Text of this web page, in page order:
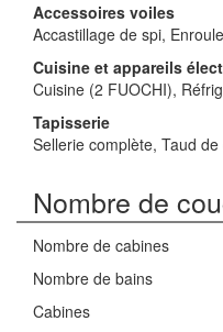
Accessoires voiles
Accastillage de spi,
Cuisine et appareils
Cuisine (2 FUOCHI),
Tapisserie
Sellerie complète, Taud de
Nombre de
Nombre de cabines
Nombre de bains
Cabines